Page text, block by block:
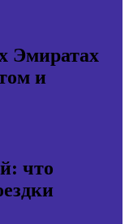
Эмиратах
и
что